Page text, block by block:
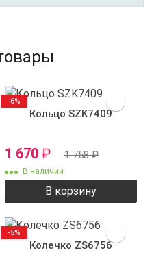
Кольцо SZK7409
1 670 ₽ 1 758₽
В наличии
В корзину
-6%
Колечко ZS6756
-5%